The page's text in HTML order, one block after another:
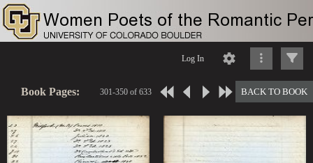
Log In
Book Pages: BACK TO BOOK
301-350 of 633